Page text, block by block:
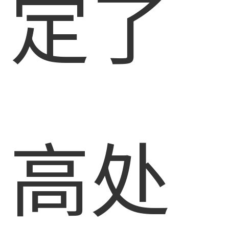
高处